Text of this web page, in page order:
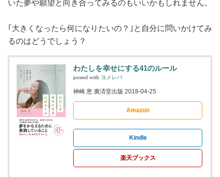
いた夢や願望と向き合ってみるのもいいかもしれません。
｢大きくなったら何になりたいの？｣と自分に問いかけてみ
るのはどうでしょう？
わたしを幸せにする41のルール
posted with ヨメレバ
神崎 恵 廣済堂出版 2018-04-25
Amazon
Kindle
楽天ブックス